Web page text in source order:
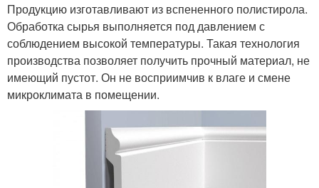
Продукцию изготавливают из вспененного полистирола.
Обработка сырья выполняется под давлением с
соблюдением высокой температуры. Такая технология
производства позволяет получить прочный материал, не
имеющий пустот. Он не восприимчив к влаге и смене
микроклимата в помещении.